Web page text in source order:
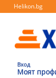
Helikon.bg
Вход
Моят